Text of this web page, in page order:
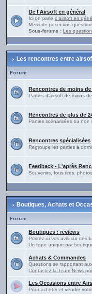
De l'Airsoft en général
Ici on parled'airsoft en
Merci de poser vos
Sous-forums : Les
Les rencontres entre
Forum
Rencontres de moins de
Parties d'airsoft de moins
Rencontres de plus de
Parties scénarisées ou non
Rencontres spécialisées
Regroupe les parties à
Feedback - L'après
Souvenirs, fous rires,
Boutiques, Achats et
Forum
Boutiques : reviews
Postez ici vos avis sur des
Un topic unique par
Achats & Commandes
Questions se rapportant
Contactez la Team News
Les Occasions entre
Pour acheter et vendre